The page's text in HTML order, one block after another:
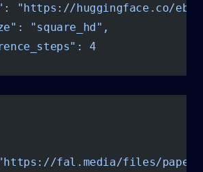
"https://huggingface.co/
"square_hd",
4
fal.media/files/